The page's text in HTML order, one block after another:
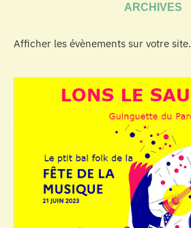
ARCHIVES
Afficher les évènements sur votre site.